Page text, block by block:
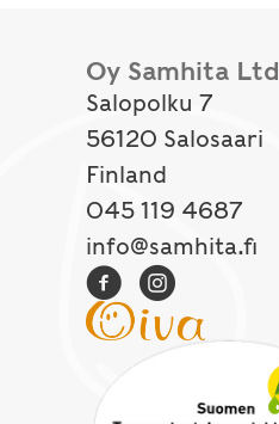
Oy Samhita Ltd
Salopolku 7
56120 Salosaari
Finland
045 119 4687
info@samhita.fi